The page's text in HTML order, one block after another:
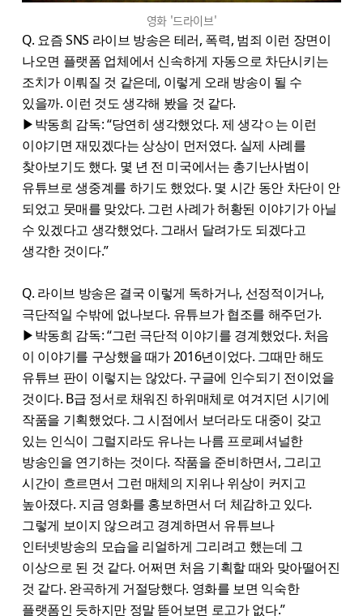
영화 '드라이브'
Q. 요즘 SNS 라이브 방송은 테러, 폭력, 범죄 이런 장면이
나오면 플랫폼 업체에서 신속하게 자동으로 차단시키는
조치가 이뤄질 것 같은데, 이렇게 오래 방송이 될 수
있을까. 이런 것도 생각해 봤을 것 같다.
▶박동희 감독: “당연히 생각했었다. 제 생각ㅇ는 이런
이야기면 재밌겠다는 상상이 먼저였다. 실제 사례를
찾아보기도 했다. 몇 년 전 미국에서는 총기난사범이
유튜브로 생중계를 하기도 했었다. 몇 시간 동안 차단이 안
되었고 뭇매를 맞았다. 그런 사례가 허황된 이야기가 아닐
수 있겠다고 생각했었다. 그래서 달려가도 되겠다고
생각한 것이다.”
Q. 라이브 방송은 결국 이렇게 독하거나, 선정적이거나,
극단적일 수밖에 없나보다. 유튜브가 협조를 해주던가.
▶박동희 감독: “그런 극단적 이야기를 경계했었다. 처음
이 이야기를 구상했을 때가 2016년이었다. 그때만 해도
유튜브 판이 이렇지는 않았다. 구글에 인수되기 전이었을
것이다. B급 정서로 채워진 하위매체로 여겨지던 시기에
작품을 기획했었다. 그 시점에서 보더라도 대중이 갖고
있는 인식이 그럴지라도 유나는 나름 프로페셔널한
방송인을 연기하는 것이다. 작품을 준비하면서, 그리고
시간이 흐르면서 그런 매체의 지위나 위상이 커지고
높아졌다. 지금 영화를 홍보하면서 더 체감하고 있다.
그렇게 보이지 않으려고 경계하면서 유튜브나
인터넷방송의 모습을 리얼하게 그리려고 했는데 그
이상으로 된 것 같다. 어쩌면 처음 기획할 때와 맞아떨어진
것 같다. 완곡하게 거절당했다. 영화를 보면 익숙한
플랫폼인 듯하지만 정말 뜯어보면 로고가 없다.”